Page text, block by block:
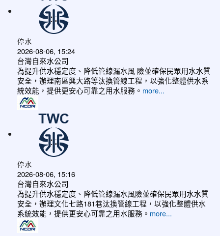
停水
2026-08-06, 15:24
台灣自來水公司
為提升供水穩定度、降低管線漏水風 險並確保民眾用水水質
安全，辦理南區興大路等汰換管線工程，以強化整體供水系
統效能，提供更安心可靠之用水服務。 more...
停水
2026-08-06, 15:16
台灣自來水公司
為提升供水穩定度、降低管線漏水風險並確保民眾用水水質
安全，辦理文化七路181巷汰換管線工程，以強化整體供水
系統效能，提供更安心可靠之用水服務。 more...